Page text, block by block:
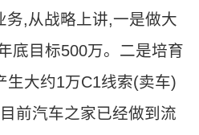
务,从战略上讲,一是做大
底目标500万。二是培育
生大约1万C1线索(卖车)
前汽车之家已经做到流